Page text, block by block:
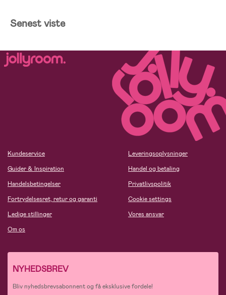
Senest viste
Kundeservice
Guider & Inspiration
Handelsbetingelser
Fortrydelsesret, retur og garanti
Ledige stillinger
Om os
Leveringsoplysninger
Handel og betaling
Privatlivspolitik
Cookie settings
Vores ansvar
NYHEDSBREV
Bliv nyhedsbrevsabonnent og få eksklusive fordele!